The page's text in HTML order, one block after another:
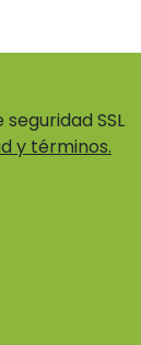
SSL
y términos.